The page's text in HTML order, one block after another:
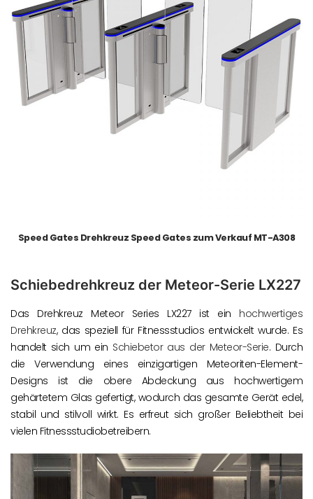
Speed Gates Drehkreuz Speed Gates zum Verkauf MT-A308
Schiebedrehkreuz der Meteor-Serie LX227
Das Drehkreuz Meteor Series LX227 ist ein hochwertiges
Drehkreuz, das speziell für Fitnessstudios entwickelt wurde. Es
handelt sich um ein Schiebetor aus der Meteor-Serie. Durch
die Verwendung eines einzigartigen Meteoriten-Element-
Designs ist die obere Abdeckung aus hochwertigem
gehärtetem Glas gefertigt, wodurch das gesamte Gerät edel,
stabil und stilvoll wirkt. Es erfreut sich großer Beliebtheit bei
vielen Fitnessstudiobetreibern.